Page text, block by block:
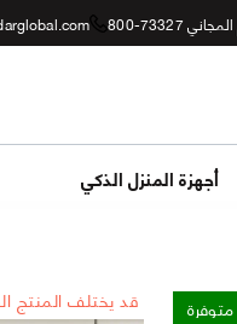
73327-800
أجهزة المنزل الذكي
*قد يختلف المنتج